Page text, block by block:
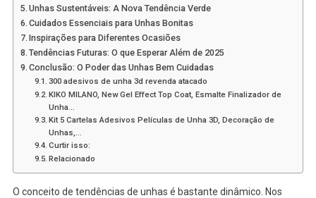
Unhas Sustentáveis: A Nova Tendência Verde
Cuidados Essenciais para Unhas Bonitas
Inspirações para Diferentes Ocasiões
Tendências Futuras: O que Esperar Além de 2025
Conclusão: O Poder das Unhas Bem Cuidadas
300 adesivos de unha 3d revenda atacado
KIKO MILANO, New Gel Effect Top Coat, Esmalte Finalizador de
Unha…
Kit 5 Cartelas Adesivos Películas de Unha 3D, Decoração de
Unhas,…
Curtir isso:
Relacionado
O conceito de tendências de unhas é bastante dinâmico. Nos